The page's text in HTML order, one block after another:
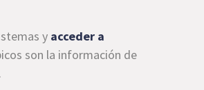
y acceder a
son la información de